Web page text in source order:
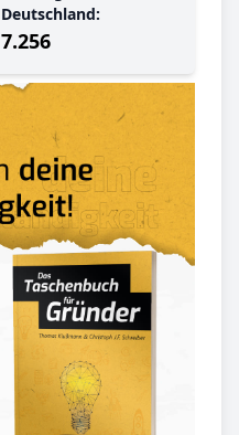
Deutschland:
7.256